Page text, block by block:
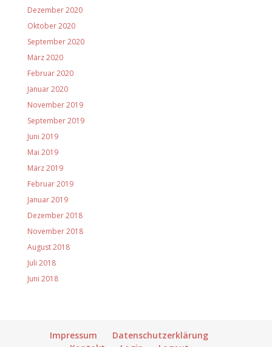
Dezember 2020
Oktober 2020
September 2020
März 2020
Februar 2020
Januar 2020
November 2019
September 2019
Juni 2019
Mai 2019
März 2019
Februar 2019
Januar 2019
Dezember 2018
November 2018
August 2018
Juli 2018
Juni 2018
Impressum
Datenschutzerklärung